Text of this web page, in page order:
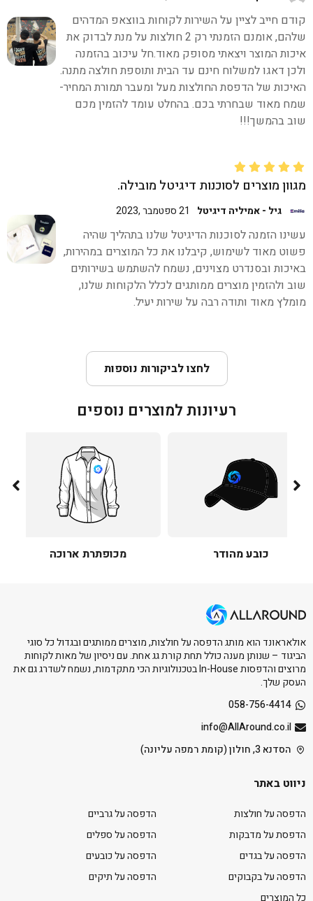
קודם חייב לציין על השירות לקוחות בווצאפ המדהים
שלהם, אומנם הזמנתי רק 2 חולצות על מנת לבדוק את
איכות המוצר ויצאתי מסופק מאוד.חל עיכוב בהזמנה
ולכן דאגו למשלוח חינם עד הבית ותוספת חולצה מתנה.
האיכות של הדפסת החולצות מעל ומעבר תמורת המחיר-
שמח מאוד שבחרתי בכם. בהחלט עומד להזמין מכם
שוב בהמשך!!!
מגוון מוצרים לסוכנות דיגיטל מובילה.
גיל - אמיליה דיגיטל 21 ספטמבר ,2023
עשינו הזמנה לסוכנות הדיגיטל שלנו בתהליך שהיה
פשוט מאוד לשימוש, קיבלנו את כל המוצרים במהירות,
באיכות ובסנדרט מצוינים, נשמח להשתמש בשירותים
שוב ולהזמין מוצרים ממותגים לכלל הלקוחות שלנו,
מומלץ מאוד ותודה רבה על שירות יעיל.
לחצו לביקורות נוספות
רעיונות למוצרים נוספים
כובע מהודר מכופתרת ארוכה
אולאראונד הוא מותג הדפסה על חולצות, מוצרים ממותגים ובגדול כל סוגי
הביגוד – שנותן מענה כולל תחת קורת גג אחת. עם ניסיון של מאות לקוחות
מרוצים והדפסות In-House בטכנולוגיות הכי מתקדמות, נשמח לשדרג גם את
העסק שלך.
058-756-4414
info@AllAround.co.il
הסדנא 3, חולון (קומת רמפה עליונה)
ניווט באתר
הדפסה על חולצות
הדפסה על גרביים
הדפסת על מדבקות
הדפסה על ספלים
הדפסה על בגדים
הדפסה על כובעים
הדפסה על בקבוקים
הדפסה על תיקים
כל המוצרים